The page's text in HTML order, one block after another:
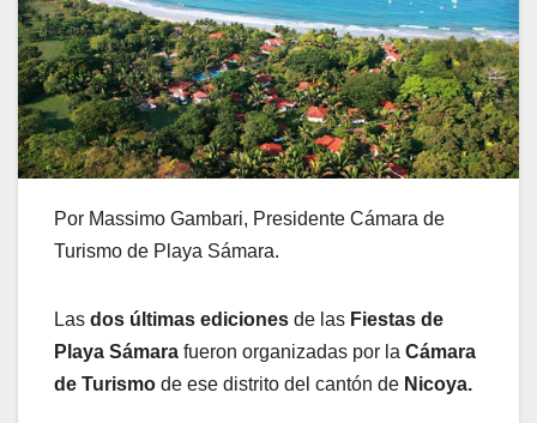
Por Massimo Gambari, Presidente Cámara de
Turismo de Playa Sámara.
Las dos últimas ediciones de las Fiestas de
Playa Sámara fueron organizadas por la Cámara
de Turismo de ese distrito del cantón de Nicoya.